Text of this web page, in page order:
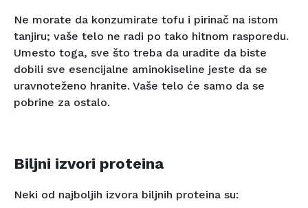
Ne morate da konzumirate tofu i pirinač na istom
tanjiru; vaše telo ne radi po tako hitnom rasporedu.
Umesto toga, sve što treba da uradite da biste
dobili sve esencijalne aminokiseline jeste da se
uravnoteženo hranite. Vaše telo će samo da se
pobrine za ostalo.
Biljni izvori proteina
Neki od najboljih izvora biljnih proteina su: